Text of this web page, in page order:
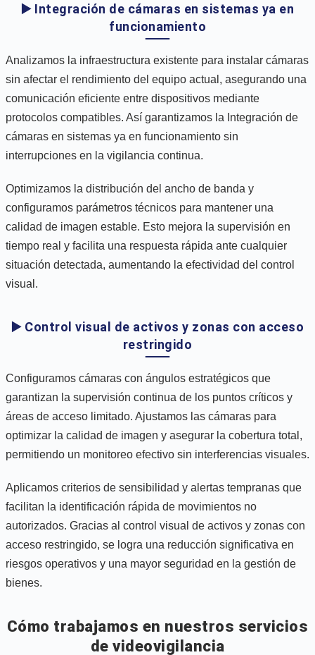
▶️ Integración de cámaras en sistemas ya en
funcionamiento
Analizamos la infraestructura existente para instalar cámaras
sin afectar el rendimiento del equipo actual, asegurando una
comunicación eficiente entre dispositivos mediante
protocolos compatibles. Así garantizamos la Integración de
cámaras en sistemas ya en funcionamiento sin
interrupciones en la vigilancia continua.
Optimizamos la distribución del ancho de banda y
configuramos parámetros técnicos para mantener una
calidad de imagen estable. Esto mejora la supervisión en
tiempo real y facilita una respuesta rápida ante cualquier
situación detectada, aumentando la efectividad del control
visual.
▶️ Control visual de activos y zonas con acceso
restringido
Configuramos cámaras con ángulos estratégicos que
garantizan la supervisión continua de los puntos críticos y
áreas de acceso limitado. Ajustamos las cámaras para
optimizar la calidad de imagen y asegurar la cobertura total,
permitiendo un monitoreo efectivo sin interferencias visuales.
Aplicamos criterios de sensibilidad y alertas tempranas que
facilitan la identificación rápida de movimientos no
autorizados. Gracias al control visual de activos y zonas con
acceso restringido, se logra una reducción significativa en
riesgos operativos y una mayor seguridad en la gestión de
bienes.
Cómo trabajamos en nuestros servicios
de videovigilancia